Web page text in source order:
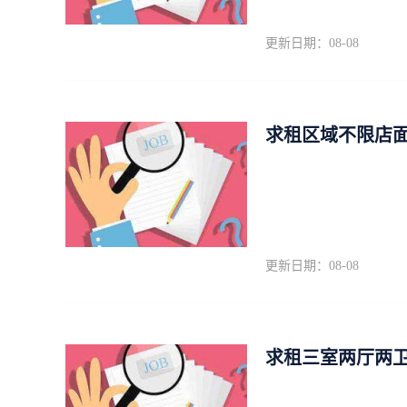
更新日期：08-08
求租区域不限店
更新日期：08-08
求租三室两厅两